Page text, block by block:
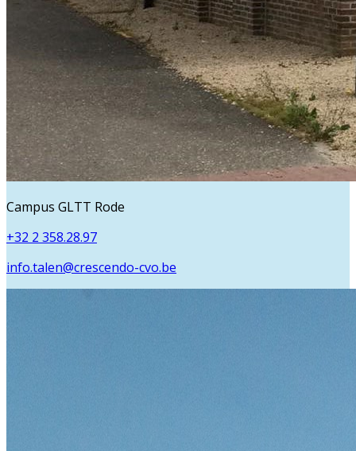
Campus GLTT Rode
+32 2 358.28.97
info.talen@crescendo-cvo.be